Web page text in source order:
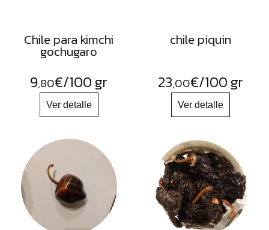
Chile para kimchi
gochugaro
9,80€/100 gr
chile piquin
23,00€/100 gr